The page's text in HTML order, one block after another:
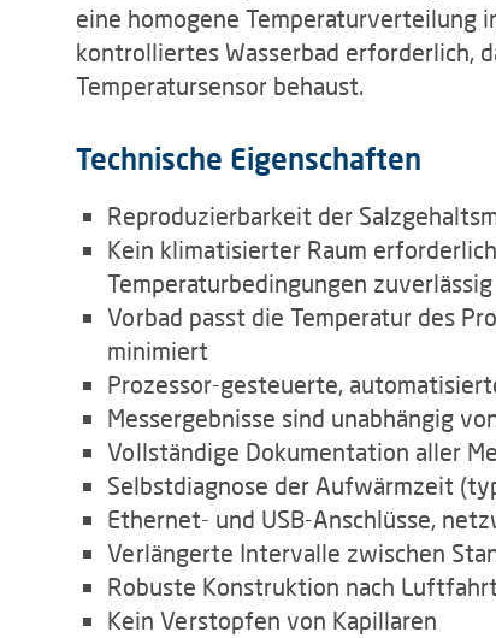
eine homogene Temperaturverteilung
kontrolliertes Wasserbad erforderlich,
Temperatursensor behaust.
Technische Eigenschaften
Reproduzierbarkeit der
Kein klimatisierter Raum
Temperaturbedingungen zuverlässig
Vorbad passt die Temperatur des
minimiert
Prozessor-gesteuerte,
Messergebnisse sind unabhängig
Vollständige Dokumentation aller
Selbstdiagnose der Aufwärmzeit
Ethernet- und USB-Anschlüsse,
Verlängerte Intervalle zwischen
Robuste Konstruktion nach
Kein Verstopfen von Kapillaren